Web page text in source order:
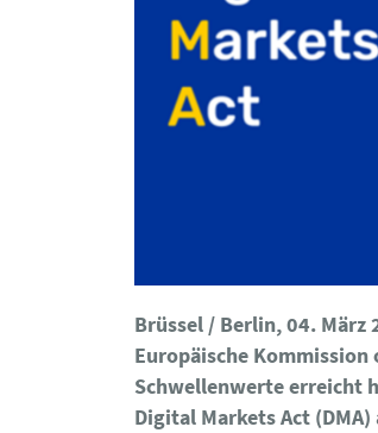
Brüssel / Berlin, 04. März
Europäische
Schwellenwerte erreicht
Digital Markets Act